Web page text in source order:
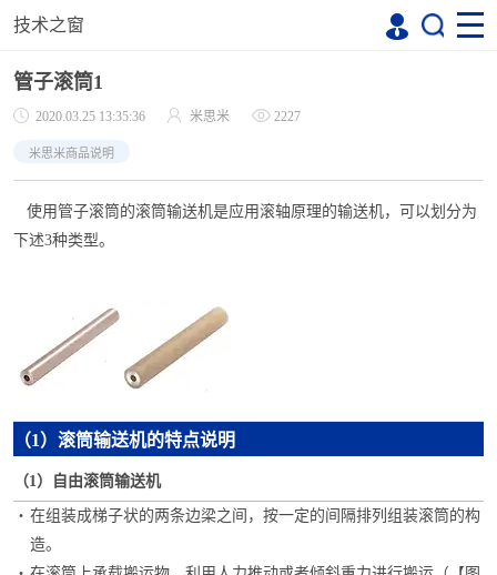
技术之窗
管子滚筒1
2020.03.25 13:35:36 米思米 2227
米思米商品说明
使用管子滚筒的滚筒输送机是应用滚轴原理的输送机，可以划分为
下述3种类型。
（1）滚筒输送机的特点说明
（1） 自由滚筒输送机
・ 在组装成梯子状的两条边梁之间，按一定的间隔排列组装滚筒的构
造。